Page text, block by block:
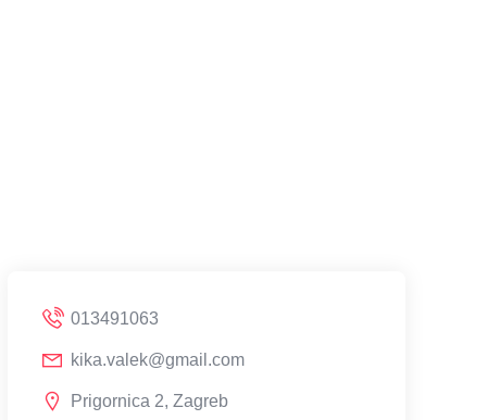
013491063
kika.valek@gmail.com
Prigornica 2, Zagreb